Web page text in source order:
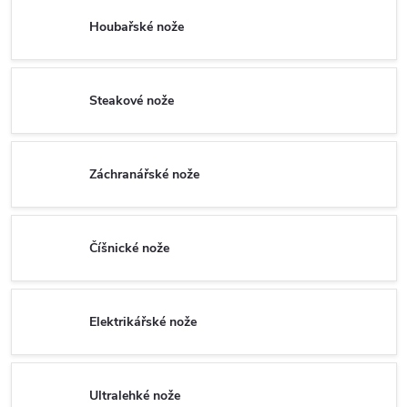
Houbařské nože
Steakové nože
Záchranářské nože
Číšnické nože
Elektrikářské nože
Ultralehké nože